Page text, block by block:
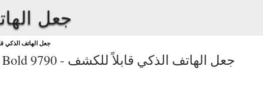
جعل
جعل الهاتف الذكي
9790 - جعل الهاتف الذكي قابلاً للكشف